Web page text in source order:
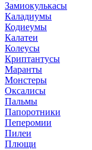
Замиокулькасы
Каладиумы
Кодиеумы
Калатеи
Колеусы
Криптантусы
Маранты
Монстеры
Оксалисы
Пальмы
Папоротники
Пеперомии
Пилеи
Плющи